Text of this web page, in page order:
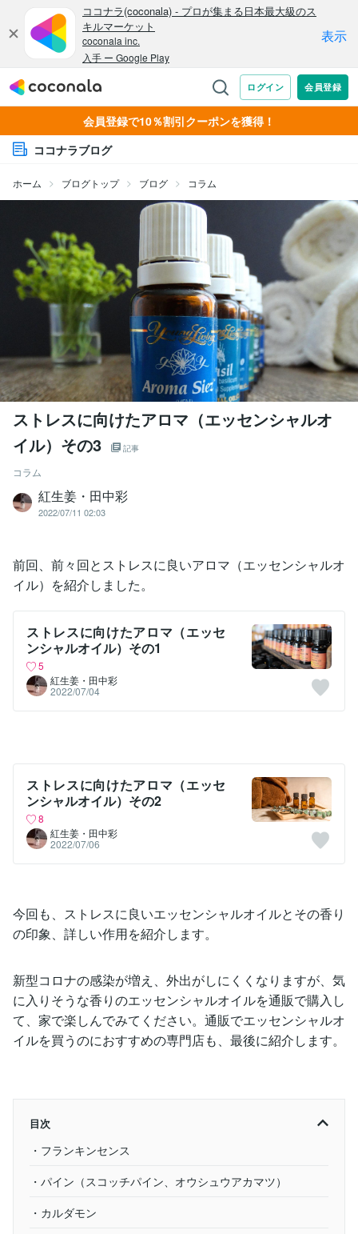
会員登録で10％割引クーポンを獲得！
ココナラブログ
ホーム ブログトップ ブログ コラム
ストレスに向けたアロマ（エッセンシャルオ
イル）その3
記事
コラム
紅生姜・田中彩
2022/07/11 02:03
前回、前々回とストレスに良いアロマ（エッセンシャルオ
イル）を紹介しました。
ストレスに向けたアロマ（エッセ
ンシャルオイル）その1
5
紅生姜・田中彩
2022/07/04
ストレスに向けたアロマ（エッセ
ンシャルオイル）その2
8
紅生姜・田中彩
2022/07/06
今回も、ストレスに良いエッセンシャルオイルとその香り
の印象、詳しい作用を紹介します。
新型コロナの感染が増え、外出がしにくくなりますが、気
に入りそうな香りのエッセンシャルオイルを通販で購入し
て、家で楽しんでみてください。通販でエッセンシャルオ
イルを買うのにおすすめの専門店も、最後に紹介します。
目次
・フランキンセンス
・パイン（スコッチパイン、オウシュウアカマツ）
・カルダモン